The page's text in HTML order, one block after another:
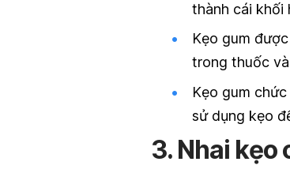
thành cái khối
Kẹo gum
trong thuốc
Kẹo gum
sử dụng kẹo
3. Nhai kẹo